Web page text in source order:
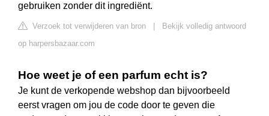
gebruiken zonder dit ingrediënt.
Verzoek tot verwijderen van bron
Bekijk volledig antwoord
op harpersbazaar.com
Hoe weet je of een parfum echt is?
Je kunt de verkopende webshop dan bijvoorbeeld
eerst vragen om jou de code door te geven die